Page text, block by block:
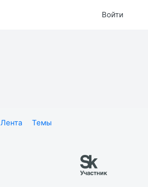
Войти
Лента
Темы